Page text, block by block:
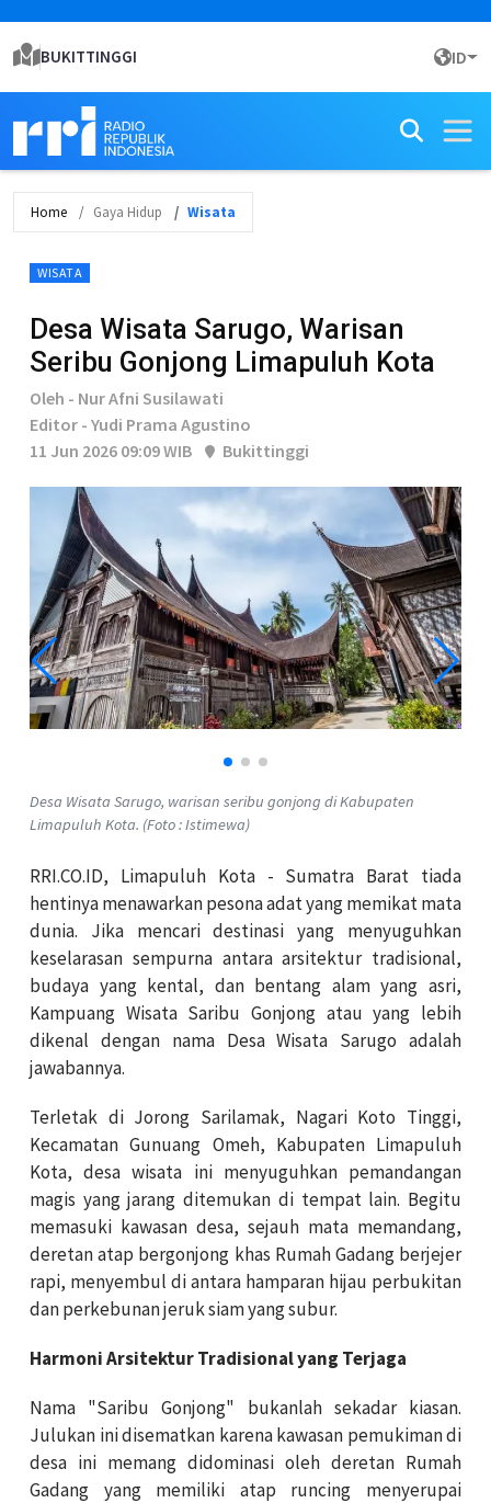
BUKITTINGGI ID
Home Gaya Hidup Wisata
WISATA
Desa Wisata Sarugo, Warisan
Seribu Gonjong Limapuluh Kota
Oleh - Nur Afni Susilawati
Editor - Yudi Prama Agustino
11 Jun 2026 09:09 WIB
Bukittinggi
Desa Wisata Sarugo, warisan seribu gonjong di Kabupaten
Limapuluh Kota. (Foto : Istimewa)
RRI.CO.ID, Limapuluh Kota - Sumatra Barat tiada
hentinya menawarkan pesona adat yang memikat mata
dunia. Jika mencari destinasi yang menyuguhkan
keselarasan sempurna antara arsitektur tradisional,
budaya yang kental, dan bentang alam yang asri,
Kampuang Wisata Saribu Gonjong atau yang lebih
dikenal dengan nama Desa Wisata Sarugo adalah
jawabannya.
Terletak di Jorong Sarilamak, Nagari Koto Tinggi,
Kecamatan Gunuang Omeh, Kabupaten Limapuluh
Kota, desa wisata ini menyuguhkan pemandangan
magis yang jarang ditemukan di tempat lain. Begitu
memasuki kawasan desa, sejauh mata memandang,
deretan atap bergonjong khas Rumah Gadang berjejer
rapi, menyembul di antara hamparan hijau perbukitan
dan perkebunan jeruk siam yang subur.
Harmoni Arsitektur Tradisional yang Terjaga
Nama "Saribu Gonjong" bukanlah sekadar kiasan.
Julukan ini disematkan karena kawasan pemukiman di
desa ini memang didominasi oleh deretan Rumah
Gadang yang memiliki atap runcing menyerupai